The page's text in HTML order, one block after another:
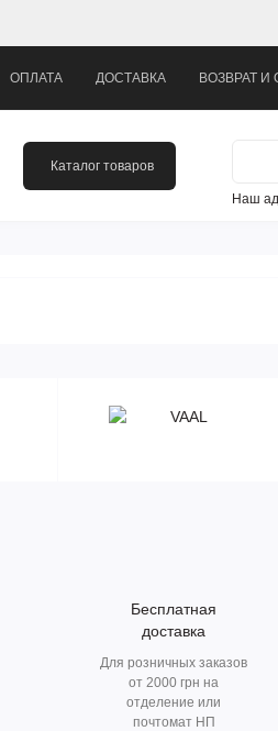
ОПЛАТА ДОСТАВКА ВОЗВРАТ И
Каталог товаров
Наш
Бесплатная
доставка
Для розничных заказов
от 2000 грн на
отделение или
почтомат НП